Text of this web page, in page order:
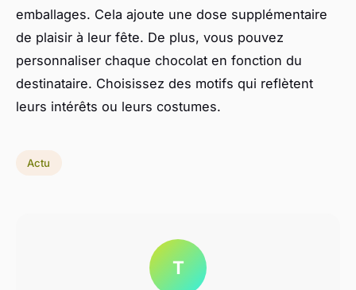
emballages. Cela ajoute une dose supplémentaire
de plaisir à leur fête. De plus, vous pouvez
personnaliser chaque chocolat en fonction du
destinataire. Choisissez des motifs qui reflètent
leurs intérêts ou leurs costumes.
Actu
T